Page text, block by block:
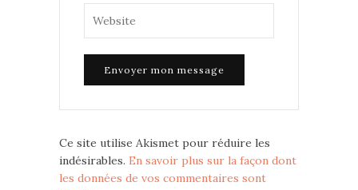
Ce site utilise Akismet pour réduire les
indésirables. En savoir plus sur la façon dont
les données de vos commentaires sont